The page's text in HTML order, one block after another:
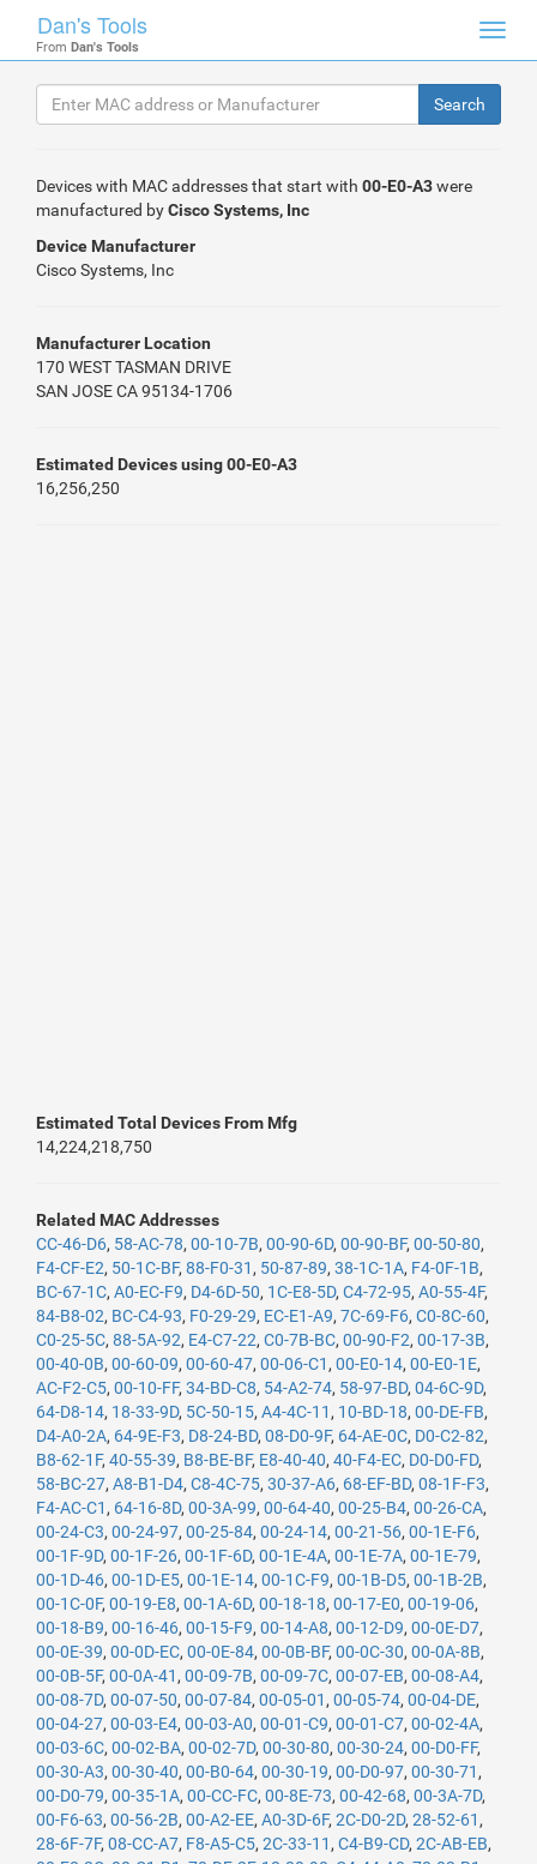
Dan's Tools
From Dan's Tools
Devices with MAC addresses that start with 00-E0-A3were
manufactured byCisco Systems, Inc
Device Manufacturer
Cisco Systems, Inc
Manufacturer Location
170 WEST TASMAN DRIVE
SAN JOSE CA 95134-1706
Estimated Devices using 00-E0-A3
16,256,250
Estimated Total Devices From Mfg
14,224,218,750
Related MAC Addresses
CC-46-D6, 58-AC-78, 00-10-7B, 00-90-6D, 00-90-BF, 00-50-80,
F4-CF-E2, 50-1C-BF, 88-F0-31 , 50-87-89, 38-1C-1A, F4-0F-1B,
BC-67-1C, A0-EC-F9, D4-6D-50, 1C-E8-5D, C4-72-95, A0-55-4F,
84-B8-02, BC-C4-93, F0-29-29, EC-E1-A9, 7C-69-F6, C0-8C-60,
C0-25-5C, 88-5A-92, E4-C7-22, C0-7B-BC, 00-90-F2, 00-17-3B,
00-40-0B, 00-60-09, 00-60-47, 00-06-C1 , 00-E0-14, 00-E0-1E,
AC-F2-C5, 00-10-FF, 34-BD-C8, 54-A2-74, 58-97-BD, 04-6C-9D,
64-D8-14, 18-33-9D, 5C-50-15, A4-4C-11 , 10-BD-18, 00-DE-FB,
D4-A0-2A, 64-9E-F3, D8-24-BD, 08-D0-9F, 64-AE-0C, D0-C2-82,
B8-62-1F, 40-55-39, B8-BE-BF, E8-40-40, 40-F4-EC, D0-D0-FD,
58-BC-27, A8-B1-D4, C8-4C-75, 30-37-A6, 68-EF-BD, 08-1F-F3,
F4-AC-C1 , 64-16-8D, 00-3A-99, 00-64-40, 00-25-B4, 00-26-CA,
00-24-C3, 00-24-97, 00-25-84, 00-24-14, 00-21-56, 00-1E-F6,
00-1F-9D, 00-1F-26, 00-1F-6D, 00-1E-4A, 00-1E-7A, 00-1E-79,
00-1D-46, 00-1D-E5, 00-1E-14, 00-1C-F9, 00-1B-D5, 00-1B-2B,
00-1C-0F, 00-19-E8, 00-1A-6D, 00-18-18, 00-17-E0, 00-19-06,
00-18-B9, 00-16-46, 00-15-F9, 00-14-A8, 00-12-D9, 00-0E-D7,
00-0E-39, 00-0D-EC, 00-0E-84, 00-0B-BF, 00-0C-30, 00-0A-8B,
00-0B-5F, 00-0A-41 , 00-09-7B, 00-09-7C, 00-07-EB, 00-08-A4,
00-08-7D, 00-07-50, 00-07-84, 00-05-01 , 00-05-74, 00-04-DE,
00-04-27, 00-03-E4, 00-03-A0, 00-01-C9, 00-01-C7, 00-02-4A,
00-03-6C, 00-02-BA, 00-02-7D, 00-30-80, 00-30-24, 00-D0-FF,
00-30-A3, 00-30-40, 00-B0-64, 00-30-19, 00-D0-97, 00-30-71 ,
00-D0-79, 00-35-1A, 00-CC-FC, 00-8E-73, 00-42-68, 00-3A-7D,
00-F6-63, 00-56-2B, 00-A2-EE, A0-3D-6F, 2C-D0-2D, 28-52-61 ,
28-6F-7F, 08-CC-A7, F8-A5-C5, 2C-33-11 , C4-B9-CD, 2C-AB-EB,